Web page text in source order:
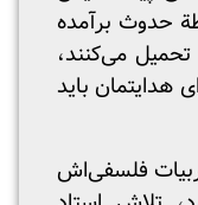
حدوث برآمده
می‌کنند،
هدایتمان باید
فلسفی‌اش